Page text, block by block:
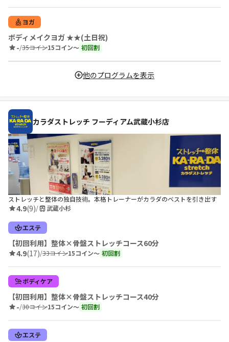
ヨガ
ボディメイクヨガ ★★(土日祝)
-/35コイン15コイン〜 初回割
他のプログラムを表示
カラダストレッチ フーディアム武蔵小杉店
ストレッチと整体の独自技術。本格トレーナーがカラダのベストを引き出す
4.9(9)/ 武蔵小杉
エステ
【初回利用】整体×骨盤ストレッチコース60分
4.9(17)/33コイン15コイン〜 初回割
ボディケア
【初回利用】整体×骨盤ストレッチコース40分
-/30コイン15コイン〜 初回割
エステ